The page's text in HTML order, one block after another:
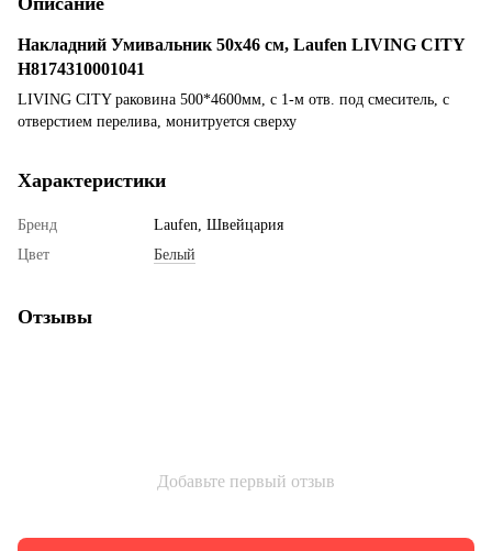
Накладний Умивальник 50х46 см, Laufen LIVING CITY
H8174310001041
LIVING CITY раковина 500*4600мм, с 1-м отв. под смеситель, с
отверстием перелива, монитруется сверху
Характеристики
Бренд
Laufen, Швейцария
Цвет
Белый
Отзывы
Добавьте первый отзыв